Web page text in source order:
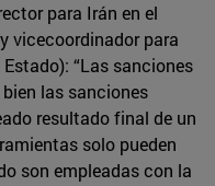
para Irán en el
vicecoordinador para
“Las sanciones
las sanciones
resultado final de un
solo pueden
son empleadas con la